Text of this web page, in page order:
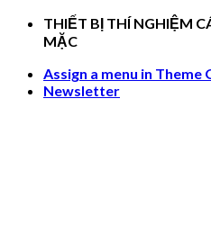
Skip
THIẾT BỊ THÍ NGHIỆM
MẶC
Assign a menu in Theme
Newsletter